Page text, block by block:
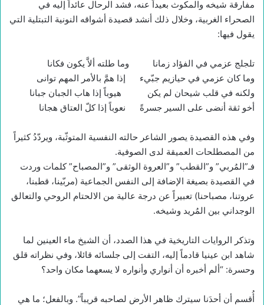
مفارقة شيخه والمكوث بعيداً عنه، فشد الرحال عائداً إليه في
الصحراء الغربية، وخلال ذلك أنشد قصيدة أشواقه النونية التبتلية التي
يقول فيها:
تلجلج عزمي في الفؤاد زمانا وما طلته ألاَّ يكون فكانا
وما كان عزمي في حيازيم جبّيء إذا همَّ بالأمر المهم توانى
ولكنه في قلب شيحان لم يكن هيوباً إذا هاب الجبان جبانا
أخو ثقة أنضى على السير جسرةً نعوباً إذا كلّ العتاق هجانا
وفي هذه القصيدة يصور الشاعر حالته النفسية المتوثّبة، ويردّدُ كثيراً
من المصطلحات العميقة لدى الصوفية.
فـ”المُربي” و”القطب” و”العروة الوثقى” و”المصباح” كلمات وردت
في القصيدة بصيغة الإضافة إلى النفس الجماعية (مربّينا، قطبنا،
عروتنا، مصباحنا) تعبيراً عن درجة عالية من الالحتام الروحي والتعالق
الوجداني بين المُريد وشيخه.
وتذكر الروايات التاريخية في هذا الصدد، أن الشيخ ماء العينين لما
شاهد ابن عينيا قادماً إليه، التفت إلى جلسائه قائلا، وفي نظراته قلق
وحسرة: “ألم أخبره أن أنواري وأنواره لا يسعهما مكان واحد؟
أُقسم أن أحدَنا سيترك ظاهر الأرض لصاحبه قريباً”. وبالفعل؛ ما هي